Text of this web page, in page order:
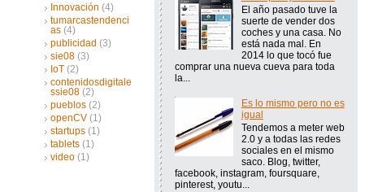
Innovación (4)
tumarcastendenci
as (4)
publicidad (3)
sie08 (3)
IoT (2)
contenidosdigitale
ssie08 (2)
pueblos (2)
openCV (1)
startups (1)
tablets (1)
video (1)
El año pasado tuve la
suerte de vender dos
coches y una casa. No
está nada mal. En
2014 lo que tocó fue
comprar una nueva cueva para toda
la...
Es lo mismo pero no es
igual
Tendemos a meter web
2.0 y a todas las redes
sociales en el mismo
saco. Blog, twitter,
facebook, instagram, foursquare,
pinterest, youtu...